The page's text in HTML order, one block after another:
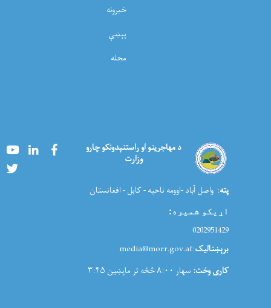
خبرونه
پېښې
مجله
د مهاجرینو او راستنېدونکو چارو
وزارت
YoutubeLinkedInFacebook
پته: واصل آباد -اوومه ناحیه - کابل - افغانستان
اړیکو شمیره:
0202951429
برېښنالیک:media@morr.gov.af
کاری وخت: سهار ۸:۰۰ څځه تر ماپښین ۳:۴۵